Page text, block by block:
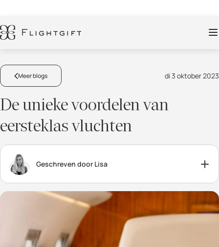
Meer blogs di 3 oktober 2023
De unieke voordelen van
eersteklas vluchten
Geschreven door Lisa